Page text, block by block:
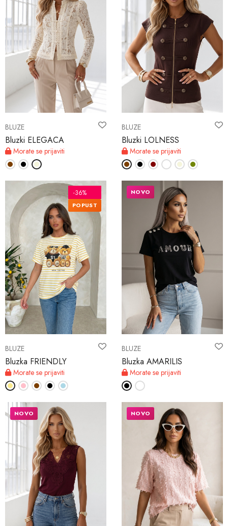
BLUZE
Bluzki ELEGACA
Morate se prijaviti
BLUZE
Bluzki LOLNESS
Morate se prijaviti
BLUZE
Bluzka FRIENDLY
Morate se prijaviti
-36%
POPUST
BLUZE
Bluzka AMARILIS
Morate se prijaviti
NOVO
NOVO NOVO